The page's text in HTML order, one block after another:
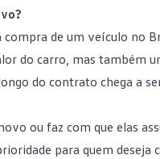
de um veículo no
do carro, mas também
do contrato chega a
ou faz com que elas
para quem deseja